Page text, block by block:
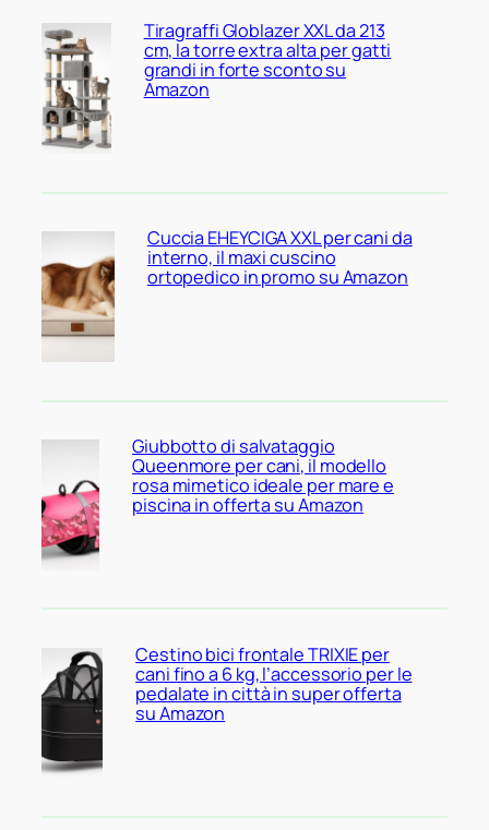
Tiragraffi Globlazer XXL da 213
cm, la torre extra alta per gatti
grandi in forte sconto su
Amazon
Cuccia EHEYCIGA XXL per cani da
interno, il maxi cuscino
ortopedico in promo su Amazon
Giubbotto di salvataggio
Queenmore per cani, il modello
rosa mimetico ideale per mare e
piscina in offerta su Amazon
Cestino bici frontale TRIXIE per
cani fino a 6 kg, l’accessorio per le
pedalate in città in super offerta
su Amazon